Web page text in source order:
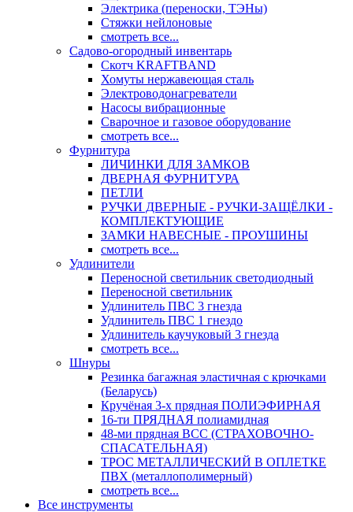
Электрика (переноски, ТЭНы)
Стяжки нейлоновые
смотреть все...
Садово-огородный инвентарь
Скотч KRAFTBAND
Хомуты нержавеющая сталь
Электроводонагреватели
Насосы вибрационные
Сварочное и газовое оборудование
смотреть все...
Фурнитура
ЛИЧИНКИ ДЛЯ ЗАМКОВ
ДВЕРНАЯ ФУРНИТУРА
ПЕТЛИ
РУЧКИ ДВЕРНЫЕ - РУЧКИ-ЗАЩЁЛКИ -
КОМПЛЕКТУЮЩИЕ
ЗАМКИ НАВЕСНЫЕ - ПРОУШИНЫ
смотреть все...
Удлинители
Переносной светильник светодиодный
Переносной светильник
Удлинитель ПВС 3 гнезда
Удлинитель ПВС 1 гнездо
Удлинитель каучуковый 3 гнезда
смотреть все...
Шнуры
Резинка багажная эластичная с крючками
(Беларусь)
Кручёная 3-х прядная ПОЛИЭФИРНАЯ
16-ти ПРЯДНАЯ полиамидная
48-ми прядная ВСС (СТРАХОВОЧНО-
СПАСАТЕЛЬНАЯ)
ТРОС МЕТАЛЛИЧЕСКИЙ В ОПЛЕТКЕ
ПВХ (металлополимерный)
смотреть все...
Все инструменты